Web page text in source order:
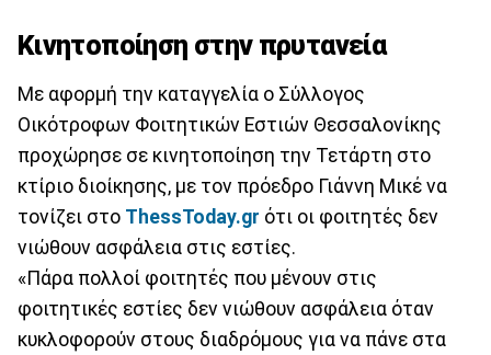
Κινητοποίηση στην πρυτανεία
Με αφορμή την καταγγελία ο Σύλλογος
Οικότροφων Φοιτητικών Εστιών Θεσσαλονίκης
προχώρησε σε κινητοποίηση την Τετάρτη στο
κτίριο διοίκησης, με τον πρόεδρο Γιάννη Μικέ να
τονίζει στο ThessToday.gr ότι οι φοιτητές δεν
νιώθουν ασφάλεια στις εστίες.
«Πάρα πολλοί φοιτητές που μένουν στις
φοιτητικές εστίες δεν νιώθουν ασφάλεια όταν
κυκλοφορούν στους διαδρόμους για να πάνε στα